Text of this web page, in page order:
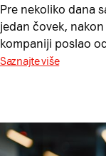
Pre nekoliko dana
jedan čovek,
kompaniji poslao
Saznajte više